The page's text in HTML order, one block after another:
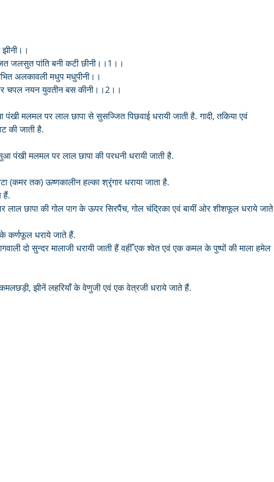
जलसुत पांति बनी कटी छीनी।।1।।
अलकावली मधुप मधुपीनी।।
चपल नयन युवतीन बस कीनी।।2।।
मलमल पर लाल छापा से सुसज्जित पिछवाई धरायी जाती है. गादी, तकिया एवं
की जाती है.
पंखी मलमल पर लाल छापा की परधनी धरायी जाती है.
(कमर तक) ऊष्णकालीन हल्का श्रृंगार धराया जाता है.
हैं.
छापा की गोल पाग के ऊपर सिरपैंच, गोल चंद्रिका एवं बायीं ओर शीशफूल धराये जाते
के कर्णफूल धराये जाते हैं.
झीनें लहरियाँ के वेणुजी एवं एक वेत्रजी धराये जाते हैं.